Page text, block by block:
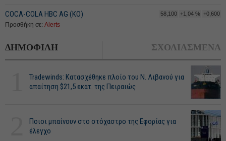
COCA-COLA HBC AG (ΚΟ) 58,100 +1,04 % +0,600
Προσθήκη σε: Alerts
ΔΗΜΟΦΙΛΗ ΣΧΟΛΙΑΣΜΕΝΑ
Tradewinds: Κατασχέθηκε πλοίο του Ν. Λιβανού για
απαίτηση $21,5 εκατ. της Πειραιώς
Ποιοι μπαίνουν στο στόχαστρο της Εφορίας για
έλεγχο